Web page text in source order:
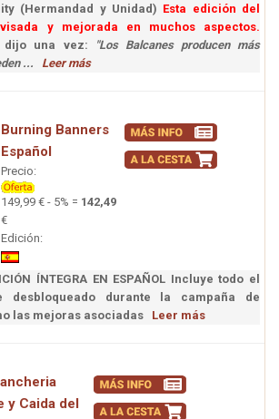
(Hermandad y Unidad) Esta edición del
y mejorada en muchos aspectos.
dijo una vez:
"Los Balcanes producen más
... Leer más
Burning Banners
Español
Precio:
149,99 € - 5% = 142,49
€
Edición:
ÍNTEGRA EN ESPAÑOL Incluye todo el
desbloqueado durante la campaña de
las mejoras asociadas
Leer más
y Caida del